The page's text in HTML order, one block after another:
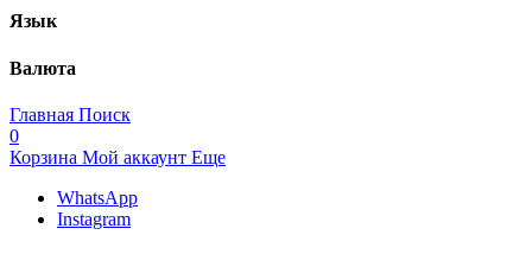
Язык
Валюта
Главная Поиск
0
Корзина Мой аккаунт Еще
WhatsApp
Instagram